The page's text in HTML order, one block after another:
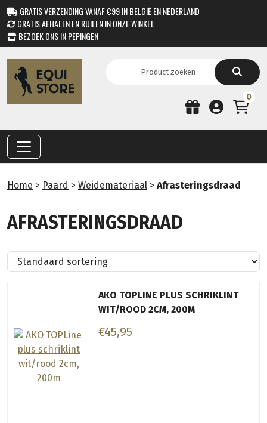
GRATIS VERZENDING VANAF €99 IN BELGIË EN NEDERLAND
GRATIS AFHALEN EN RUILEN IN ONZE WINKEL
BEZOEK ONS IN PEPINGEN
0
Home > Paard > Weidemateriaal > Afrasteringsdraad
AFRASTERINGSDRAAD
AKO TOPLINE PLUS SCHRIKLINT
WIT/ROOD 2CM, 200M
€45,95